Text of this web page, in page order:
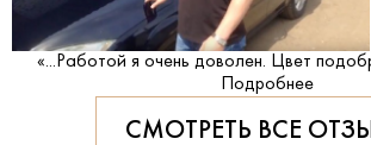
«...Работой я очень доволен. Цвет
Подробнее
СМОТРЕТЬ ВСЕ